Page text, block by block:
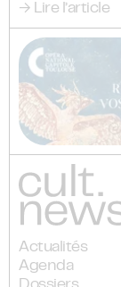
→ Lire l’article
Actualités
Agenda